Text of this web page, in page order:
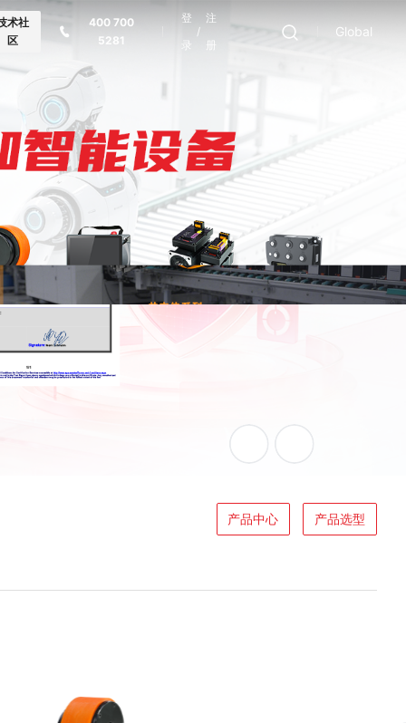
术社
区
400 700
5281
登
录
/
注
册
Global
产品中心 产品选型